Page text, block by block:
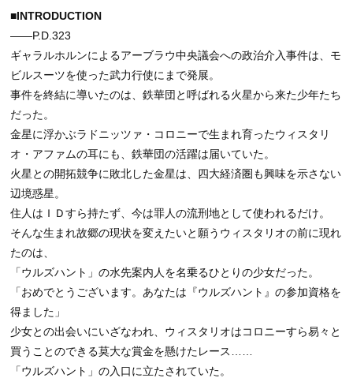
■INTRODUCTION
――P.D.323
ギャラルホルンによるアーブラウ中央議会への政治介入事件は、モ
ビルスーツを使った武力行使にまで発展。
事件を終結に導いたのは、鉄華団と呼ばれる火星から来た少年たち
だった。
金星に浮かぶラドニッツァ・コロニーで生まれ育ったウィスタリ
オ・アファムの耳にも、鉄華団の活躍は届いていた。
火星との開拓競争に敗北した金星は、四大経済圏も興味を示さない
辺境惑星。
住人はＩＤすら持たず、今は罪人の流刑地として使われるだけ。
そんな生まれ故郷の現状を変えたいと願うウィスタリオの前に現れ
たのは、
「ウルズハント」の水先案内人を名乗るひとりの少女だった。
「おめでとうございます。あなたは『ウルズハント』の参加資格を
得ました」
少女との出会いにいざなわれ、ウィスタリオはコロニーすら易々と
買うことのできる莫大な賞金を懸けたレース……
「ウルズハント」の入口に立たされていた。